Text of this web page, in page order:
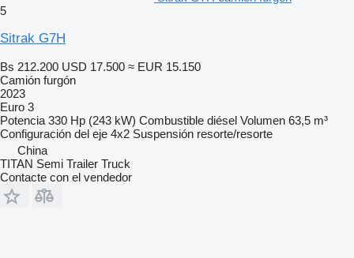
5
Sitrak G7H
Bs 212.200 USD 17.500 ≈ EUR 15.150
Camión furgón
2023
Euro 3
Potencia 330 Hp (243 kW) Combustible diésel Volumen 63,5 m³
Configuración del eje 4x2 Suspensión resorte/resorte
China
TITAN Semi Trailer Truck
Contacte con el vendedor